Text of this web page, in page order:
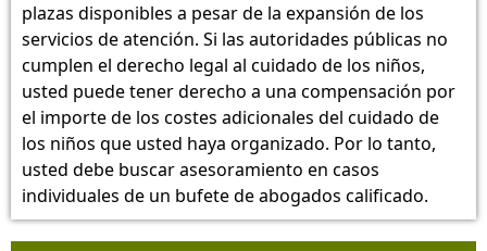
plazas disponibles a pesar de la expansión de los
servicios de atención. Si las autoridades públicas no
cumplen el derecho legal al cuidado de los niños,
usted puede tener derecho a una compensación por
el importe de los costes adicionales del cuidado de
los niños que usted haya organizado. Por lo tanto,
usted debe buscar asesoramiento en casos
individuales de un bufete de abogados calificado.